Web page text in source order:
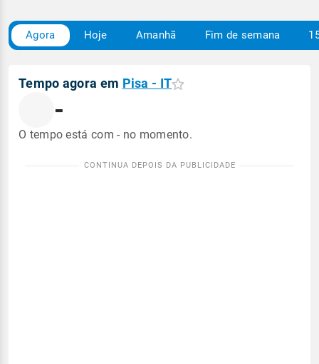
Agora Hoje Amanhã Fim de semana
Tempo agora em Pisa - IT
-
O tempo está com - no momento.